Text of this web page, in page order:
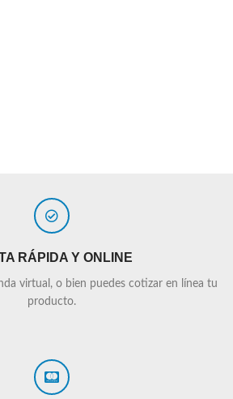
RÁPIDA Y ONLINE
virtual, o bien puedes cotizar en línea tu
producto.